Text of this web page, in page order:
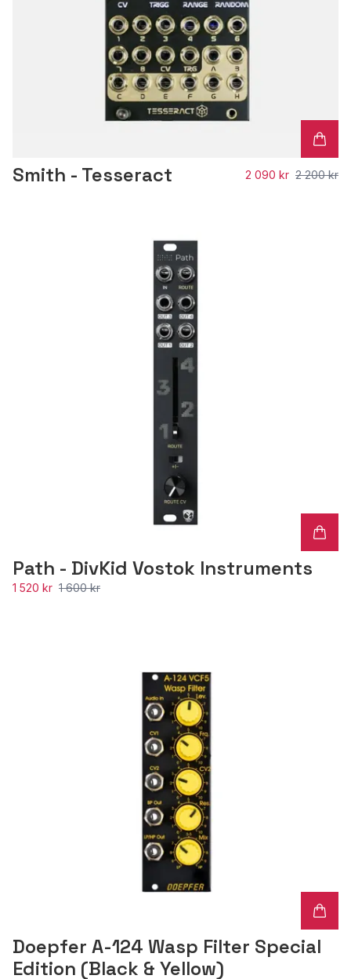
Smith - Tesseract 2 090 kr 2 200 kr
Path - DivKid Vostok Instruments
1 520 kr 1 600 kr
Doepfer A-124 Wasp Filter Special
Edition (Black & Yellow)